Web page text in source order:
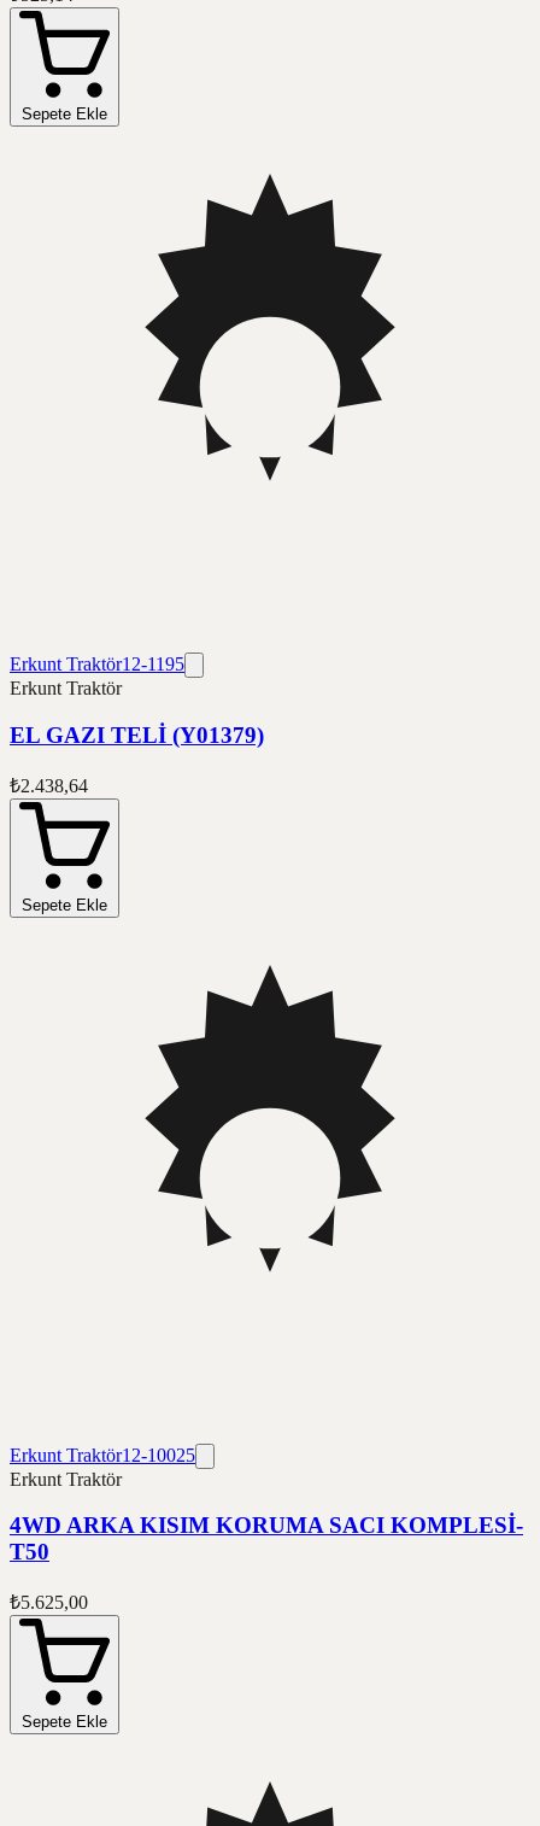
Sepete Ekle
Erkunt Traktör12-1195
Erkunt Traktör
EL GAZI TELİ (Y01379)
₺2.438,64
Sepete Ekle
Erkunt Traktör12-10025
Erkunt Traktör
4WD ARKA KISIM KORUMA SACI KOMPLESİ-
T50
₺5.625,00
Sepete Ekle